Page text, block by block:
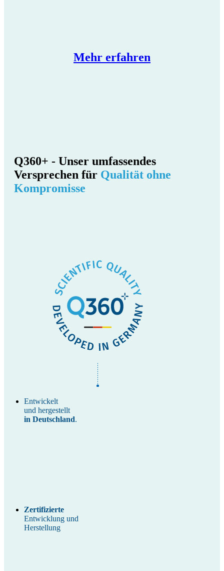
Mehr erfahren
Q360+ - Unser umfassendes
Versprechen für Qualität ohne
Kompromisse
Entwickelt
und hergestellt
in Deutschland.
Zertifizierte
Entwicklung und
Herstellung